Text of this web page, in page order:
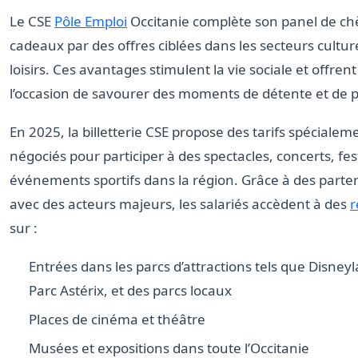
Le CSE Pôle Emploi Occitanie complète son panel de
cadeaux par des offres ciblées dans les secteurs
loisirs. Ces avantages stimulent la vie sociale et
l’occasion de savourer des moments de détente et de
En 2025, la billetterie CSE propose des tarifs
négociés pour participer à des spectacles, concerts,
événements sportifs dans la région. Grâce à des
avec des acteurs majeurs, les salariés accèdent à des
sur :
Entrées dans les parcs d’attractions tels que
Parc Astérix, et des parcs locaux
Places de cinéma et théâtre
Musées et expositions dans toute l’Occitanie